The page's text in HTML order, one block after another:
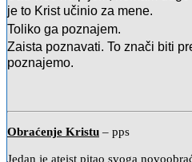
je to Krist učinio za mene.
Toliko ga poznajem.
Zaista poznavati. To znači biti
poznajemo.
Obraćenje Kristu – pps
Jedan je ateist pitao svoga